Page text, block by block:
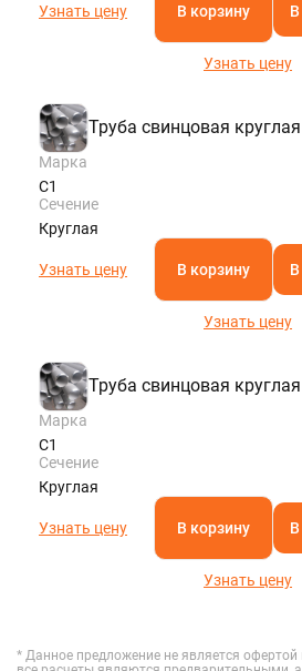
Узнать цену В корзину
Узнать цену
Труба свинцовая
Марка
С1
Сечение
Круглая
Узнать цену В корзину
Узнать цену
Труба свинцовая
Марка
С1
Сечение
Круглая
Узнать цену В корзину
Узнать цену
* Данное предложение не является